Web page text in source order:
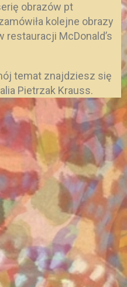
obrazów pt
kolejne obrazy
restauracji McDonald’s
temat znajdziesz się
Pietrzak Krauss.